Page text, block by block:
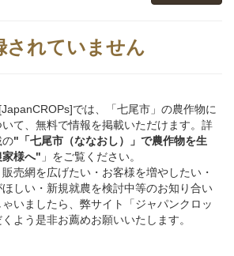
されていません
では、「七尾市」の農作物に
て、無料で情報を掲載いただけます。詳
の"「七尾市（ななおし）」 で農作物を生
家様へ" 」をご覧ください。
売網を広げたい・お客様を増やしたい・
しい・新規就農を検討中等のお知り合い
いましたら、弊サイト「ジャパンクロッ
よう是非お薦めお願いいたします。